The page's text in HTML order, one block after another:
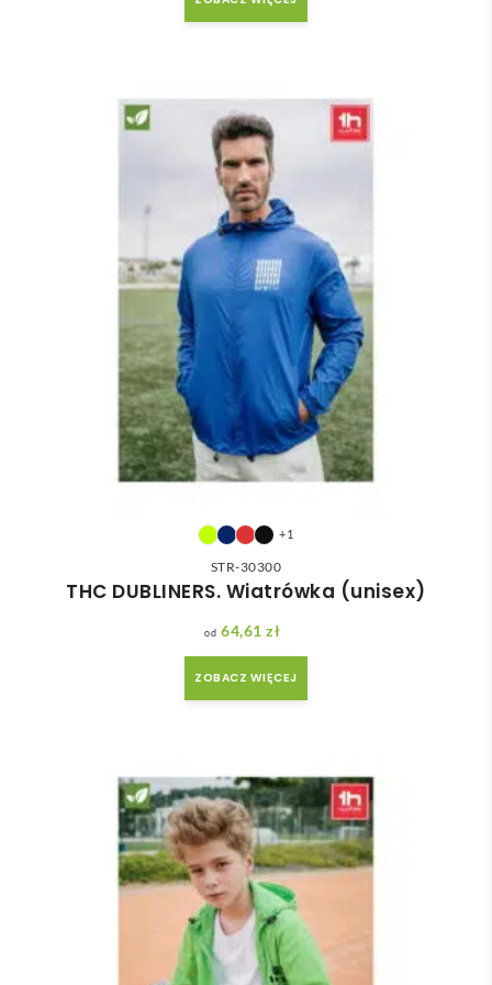
+1
STR-30300
THC DUBLINERS. Wiatrówka (unisex)
64,61zł
ZOBACZ WIĘCEJ